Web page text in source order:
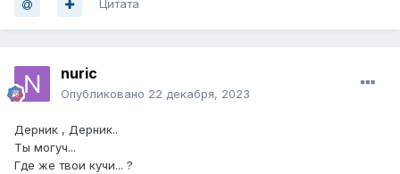
Цитата
nuric
Опубликовано 22 декабря, 2023
Дерник , Дерник..
Ты могуч...
Где же твои кучи... ?